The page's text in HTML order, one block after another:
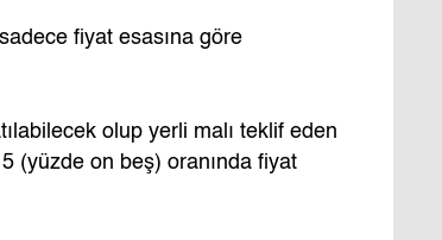
fiyat esasına göre
olup yerli malı teklif eden
(yüzde on beş) oranında fiyat